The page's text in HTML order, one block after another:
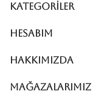
Kategoriler
Hesabım
Hakkımızda
MAĞAZALARIMIZ